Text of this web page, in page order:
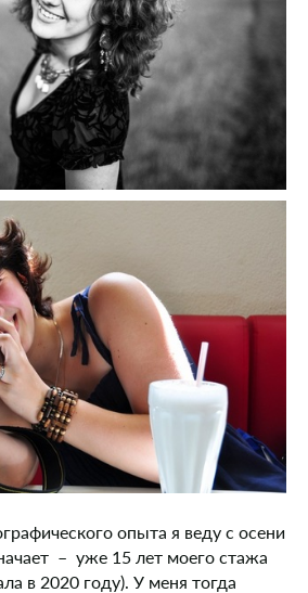
опыта я веду с осени
– уже 15 лет моего стажа
в 2020 году). У меня тогда